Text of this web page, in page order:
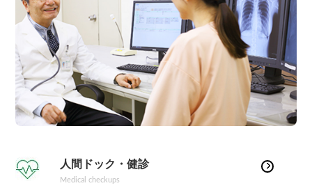
人間ドック・健診
Medical checkups